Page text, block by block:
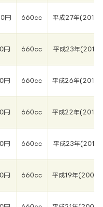
円 660cc 平成27年(2015
円 660cc 平成23年(2011
円 660cc 平成26年(2015
円 660cc 平成22年(2010
円 660cc 平成23年(2011
円 660cc 平成19年(2008